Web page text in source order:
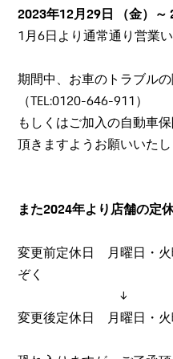
2023年12月29日 （金）～
1月6日より通常通り営業い
期間中、お車のトラブル
（TEL:0120-646-911）
もしくはご加入の自動車
頂きますようお願いいたし
また2024年より店舗の定
変更前定休日 月曜日・
ぞく
↓
変更後定休日 月曜日・火